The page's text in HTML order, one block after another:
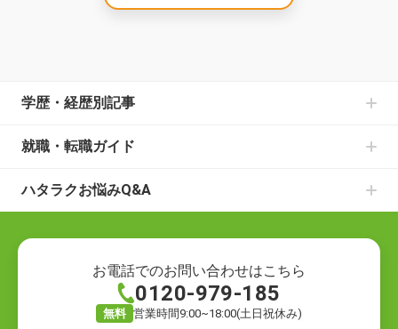
学歴・経歴別記事
中卒からの就職の記事一覧
高卒からの就職の記事一覧
大学中退からの就職の記事一覧
フリーターからの就職の記事一覧
就職・転職ガイド
書類選考のお悩みの記事一覧
面接のお悩みの記事一覧
退職についての記事一覧
ハローワークでの仕事探しの記事一覧
転職活動の記事一覧
就職の方法の記事一覧
ハタラクお悩みQ&A
就職の悩み
お電話でのお問い合わせはこちら
0120-979-185
無料 営業時間9:00~18:00(土日祝休み)